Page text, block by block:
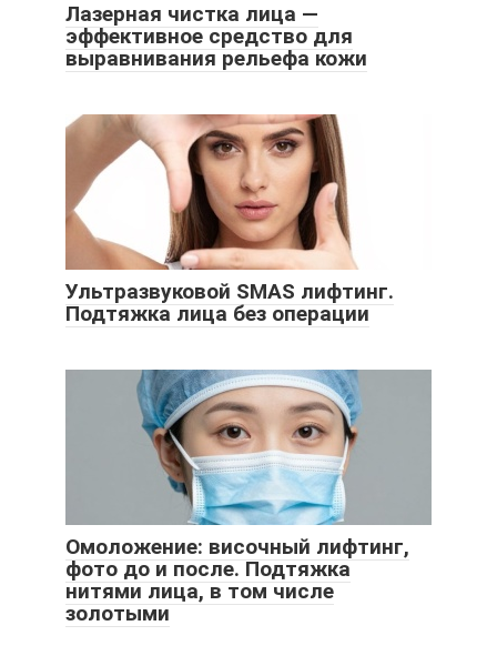
Лазерная чистка лица —
эффективное средство для
выравнивания рельефа кожи
Ультразвуковой SMAS лифтинг.
Подтяжка лица без операции
Омоложение: височный лифтинг,
фото до и после. Подтяжка
нитями лица, в том числе
золотыми